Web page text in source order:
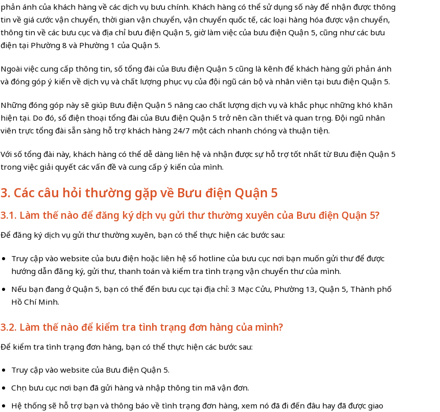
phản ánh của khách hàng về các dịch vụ bưu chính. Khách hàng có thể sử dụng số này để nhận được thông
tin về giá cước vận chuyển, thời gian vận chuyển, vận chuyển quốc tế, các loại hàng hóa được vận chuyển,
thông tin về các bưu cục và địa chỉ bưu điện Quận 5, giờ làm việc của bưu điện Quận 5, cũng như các bưu
điện tại Phường 8 và Phường 1 của Quận 5.
Ngoài việc cung cấp thông tin, số tổng đài của Bưu điện Quận 5 cũng là kênh để khách hàng gửi phản ánh
và đóng góp ý kiến về dịch vụ và chất lượng phục vụ của đội ngũ cán bộ và nhân viên tại bưu điện Quận 5.
Những đóng góp này sẽ giúp Bưu điện Quận 5 nâng cao chất lượng dịch vụ và khắc phục những khó khăn
hiện tại. Do đó, số điện thoại tổng đài của Bưu điện Quận 5 trở nên cần thiết và quan trọng. Đội ngũ nhân
viên trực tổng đài sẵn sàng hỗ trợ khách hàng 24/7 một cách nhanh chóng và thuận tiện.
Với số tổng đài này, khách hàng có thể dễ dàng liên hệ và nhận được sự hỗ trợ tốt nhất từ Bưu điện Quận 5
trong việc giải quyết các vấn đề và cung cấp ý kiến của mình.
3. Các câu hỏi thường gặp về Bưu điện Quận 5
3.1. Làm thế nào để đăng ký dịch vụ gửi thư thường xuyên của Bưu điện Quận 5?
Để đăng ký dịch vụ gửi thư thường xuyên, bạn có thể thực hiện các bước sau:
Truy cập vào website của bưu điện hoặc liên hệ số hotline của bưu cục nơi bạn muốn gửi thư để được
hướng dẫn đăng ký, gửi thư, thanh toán và kiểm tra tình trạng vận chuyển thư của mình.
Nếu bạn đang ở Quận 5, bạn có thể đến bưu cục tại địa chỉ: 3 Mạc Cửu, Phường 13, Quận 5, Thành phố
Hồ Chí Minh.
3.2. Làm thế nào để kiểm tra tình trạng đơn hàng của mình?
Để kiểm tra tình trạng đơn hàng, bạn có thể thực hiện các bước sau:
Truy cập vào website của Bưu điện Quận 5.
Chọn bưu cục nơi bạn đã gửi hàng và nhập thông tin mã vận đơn.
Hệ thống sẽ hỗ trợ bạn và thông báo về tình trạng đơn hàng, xem nó đã đi đến đâu hay đã được giao